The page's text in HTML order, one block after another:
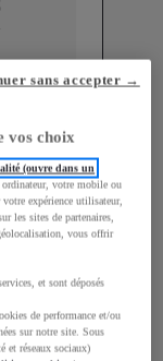
vos choix
(ouvre dans un
ordinateur, votre mobile ou
expérience utilisateur,
les sites de partenaires,
vous offrir
et sont déposés
de performance et/ou
sur notre site. Sous
et réseaux sociaux)
sans accepter →